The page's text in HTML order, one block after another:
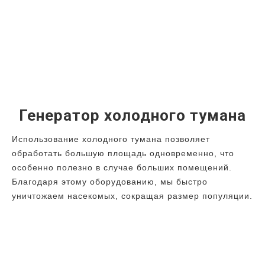
Генератор холодного тумана
Использование холодного тумана позволяет
обработать большую площадь одновременно, что
особенно полезно в случае больших помещений.
Благодаря этому оборудованию, мы быстро
уничтожаем насекомых, сокращая размер популяции.